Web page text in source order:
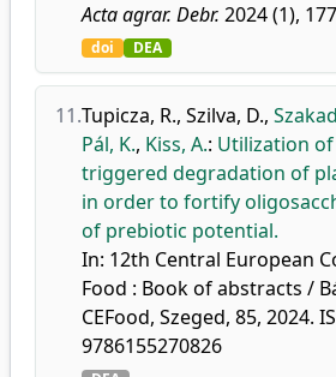
Acta agrar. Debr. 2024 (1),
doi DEA
11.Tupicza, R., Szilva, D.,
Pál, K., Kiss, A.: Utilization
triggered degradation of
in order to fortify
of prebiotic potential.
In: 12th Central European
Food : Book of abstracts /
CEFood, Szeged, 85, 2024.
9786155270826